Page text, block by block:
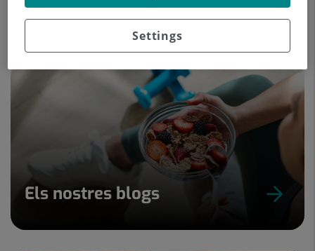
Els nostres blogs
Settings